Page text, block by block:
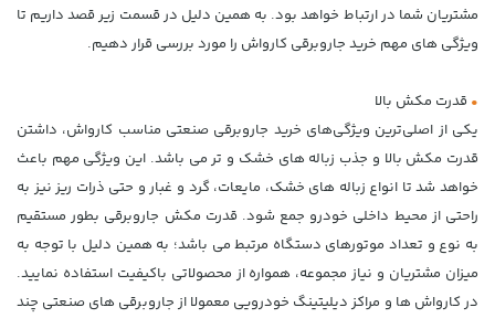
مشتریان شما در ارتباط خواهد بود. به همین دلیل در قسمت زیر قصد داریم تا
ویژگی های مهم خرید جاروبرقی کارواش را مورد بررسی قرار دهیم.
• قدرت مکش بالا
یکی از اصلی‌ترین ویژگی‌های خرید جاروبرقی صنعتی مناسب کارواش، داشتن
قدرت مکش بالا و جذب زباله های خشک و تر می باشد. این ویژگی مهم باعث
خواهد شد تا انواع زباله های خشک، مایعات، گرد و غبار و حتی ذرات ریز نیز به
راحتی از محیط داخلی خودرو جمع شود. قدرت مکش جاروبرقی بطور مستقیم
به نوع و تعداد موتورهای دستگاه مرتبط می باشد؛ به همین دلیل با توجه به
میزان مشتریان و نیاز مجموعه، همواره از محصولاتی باکیفیت استفاده نمایید.
در کارواش ها و مراکز دیلیتینگ خودرویی معمولا از جاروبرقی های صنعتی چند